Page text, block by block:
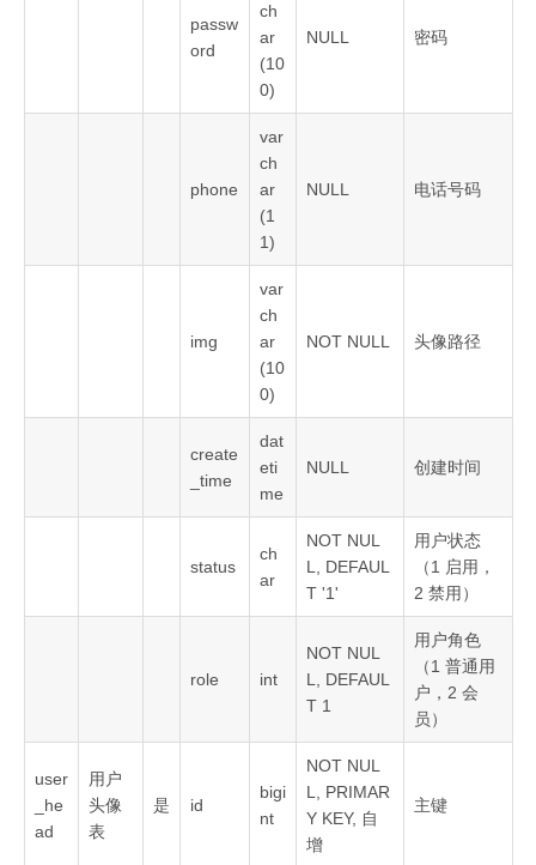
passw
ord
ch
ar
(10
0)
NULL 密码
phone
var
ch
ar
(1
1)
NULL 电话号码
img
var
ch
ar
(10
0)
NOT NULL 头像路径
create
_time
dat
eti
me
NULL 创建时间
status
ch
ar
NOT NUL
L, DEFAUL
T '1'
用户状态
（1 启用，
2 禁用）
role int
NOT NUL
L, DEFAUL
T 1
用户角色
（1 普通用
户，2 会
员）
user
_he
ad
用户
头像
表
是 id
bigi
nt
NOT NUL
L, PRIMAR
Y KEY, 自
增
主键